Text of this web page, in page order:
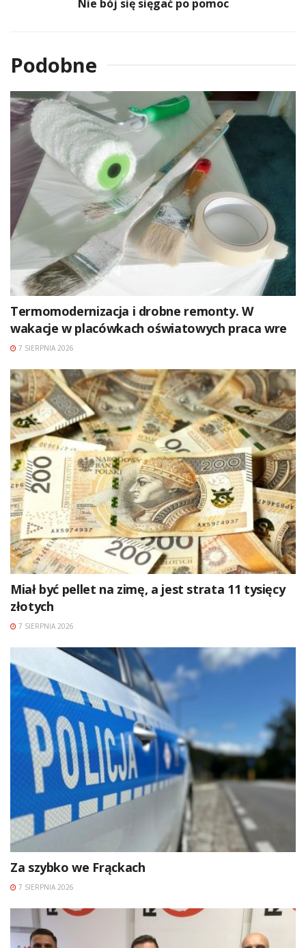
Nie bój się sięgać po pomoc
Podobne
Termomodernizacja i drobne remonty. W
wakacje w placówkach oświatowych praca wre
7 SIERPNIA 2026
Miał być pellet na zimę, a jest strata 11 tysięcy
złotych
7 SIERPNIA 2026
Za szybko we Frąckach
7 SIERPNIA 2026